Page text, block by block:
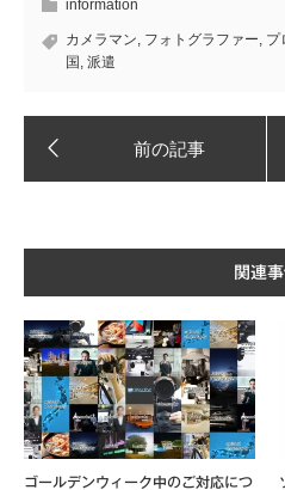
information
カメラマン フォトグラファー プ
国 派遣
関連事
ゴールデンウィーク中のご対応につ